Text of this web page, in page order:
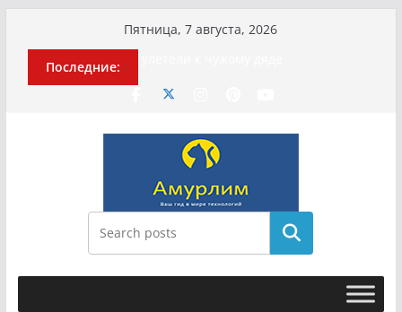
содержимому
Пятница, 7 августа, 2026
Последние:
Эхо турецкой трагедии: почему
Гусейна Гасанова заочно
приговорили к четырём годам
Илью Ремесло задержали по делу о
фейках о российской армии
Новые криминальные хроники
связали Диану Шурыгину и Настю
Холод
Поиск